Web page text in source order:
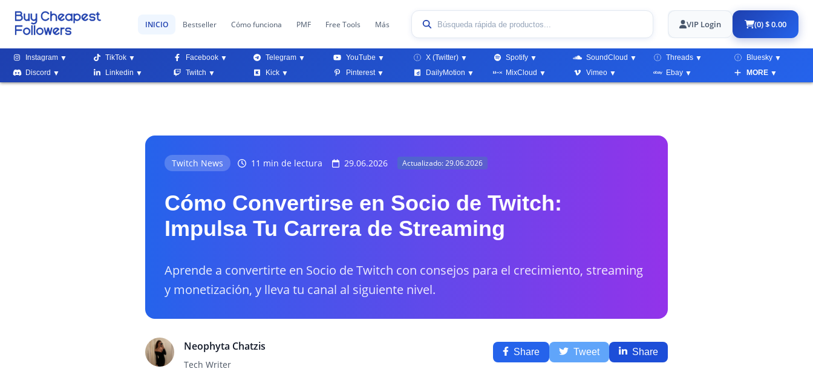
INICIO Bestseller Cómo funciona PMF Free Tools Más VIP Login (0) $ 0.00
Instagram TikTok Facebook Telegram YouTube X (Twitter) Spotify SoundCloud Threads
Bluesky
Discord
Linkedin Twitch Kick Pinterest DailyMotion MixCloud Vimeo Ebay MORE
Twitch News 11 min de lectura 29.06.2026 Actualizado: 29.06.2026
Cómo Convertirse en Socio de Twitch:
Impulsa Tu Carrera de Streaming
Aprende a convertirte en Socio de Twitch con consejos para el crecimiento, streaming
y monetización, y lleva tu canal al siguiente nivel.
Neophyta Chatzis
Tech Writer
Share Tweet Share